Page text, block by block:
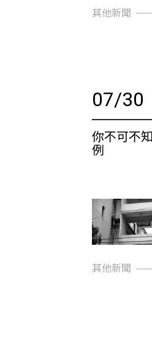
其他新聞
07/30
你不可不
例
其他新聞